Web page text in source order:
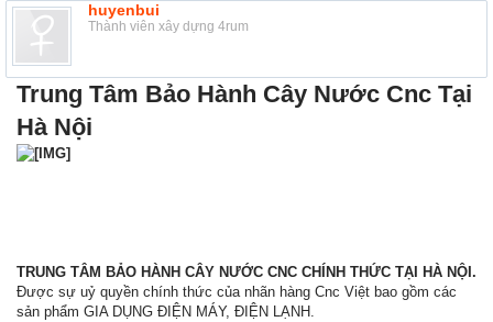
huyenbui
Thành viên xây dựng 4rum
Trung Tâm Bảo Hành Cây Nước Cnc Tại
Hà Nội
TRUNG TÂM BẢO HÀNH CÂY NƯỚC CNC CHÍNH THỨC TẠI HÀ NỘI.
Được sự uỷ quyền chính thức của nhãn hàng Cnc Việt bao gồm các
sản phẩm GIA DỤNG ĐIỆN MÁY, ĐIỆN LẠNH.